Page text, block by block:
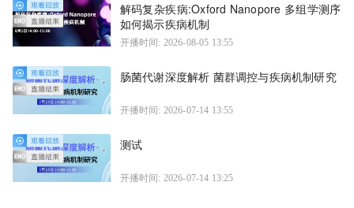
解码复杂疾病:Oxford Nanopore 多组学测序
如何揭示疾病机制
开播时间: 2026-08-05 13:55
肠菌代谢深度解析 菌群调控与疾病机制研究
开播时间: 2026-07-14 13:55
测试
开播时间: 2026-07-14 13:25